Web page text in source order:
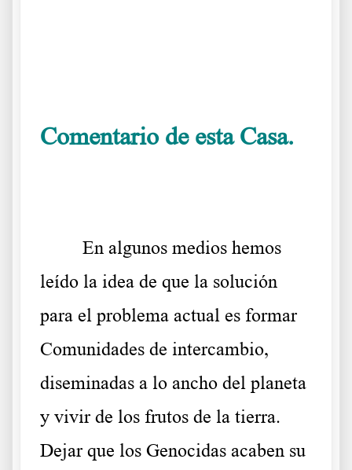
Comentario de esta Casa.
En algunos medios hemos
leído la idea de que la solución
para el problema actual es formar
Comunidades de intercambio,
diseminadas a lo ancho del planeta
y vivir de los frutos de la tierra.
Dejar que los Genocidas acaben su